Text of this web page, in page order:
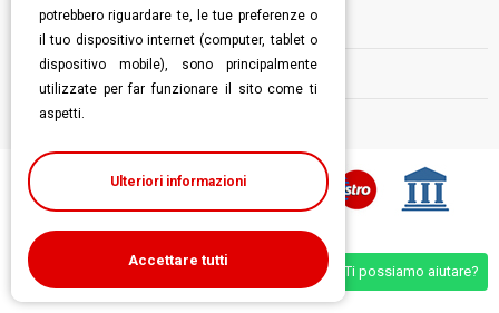
Contatti
Follow us
Ti possiamo aiutare?
potrebbero riguardare te, le tue preferenze o
il tuo dispositivo internet (computer, tablet o
dispositivo mobile), sono principalmente
utilizzate per far funzionare il sito come ti
aspetti.
Ulteriori informazioni
Accettare tutti